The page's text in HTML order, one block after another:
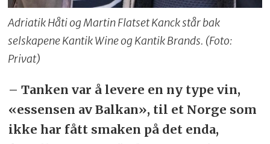
Adriatik Håti og Martin Flatset Kanck står bak
selskapene Kantik Wine og Kantik Brands. (Foto:
Privat)
– Tanken var å levere en ny type vin,
«essensen av Balkan», til et Norge som
ikke har fått smaken på det enda,